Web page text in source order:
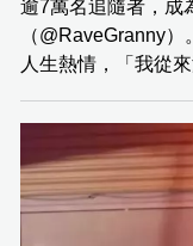
逾7萬名追隨者，成
（@RaveGranny
人生熱情，「我從